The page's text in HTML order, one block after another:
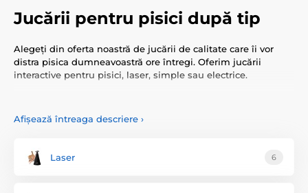
Jucării pentru pisici după tip
Alegeți din oferta noastră de jucării de calitate care îi vor
distra pisica dumneavoastră ore întregi. Oferim jucării
interactive pentru pisici, laser, simple sau electrice.
Afișează întreaga descriere ›
Laser 6